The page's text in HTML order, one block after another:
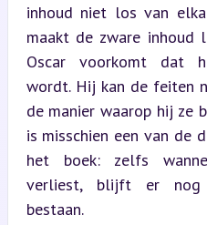
inhoud niet los van
maakt de zware inhoud
Oscar voorkomt dat
wordt. Hij kan de feiten
de manier waarop hij ze
is misschien een van de
het boek: zelfs
verliest, blijft er nog
bestaan.